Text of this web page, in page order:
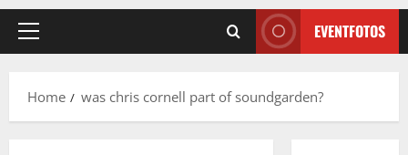
Primary
EVENTFOTOS
Home was chris cornell part of soundgarden?